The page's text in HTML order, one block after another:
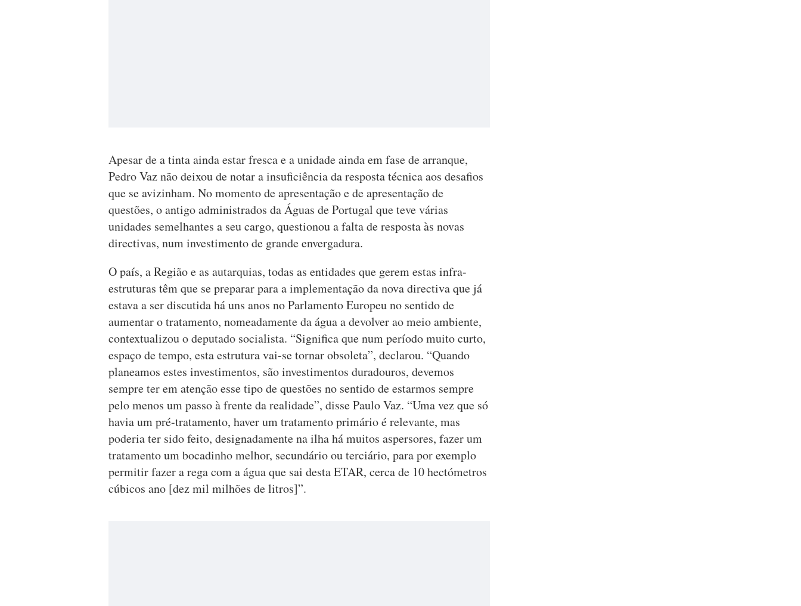
Apesar de a tinta ainda estar fresca e a unidade ainda em fase de arranque,
Pedro Vaz não deixou de notar a insuficiência da resposta técnica aos desafios
que se avizinham. No momento de apresentação e de apresentação de
questões, o antigo administrados da Águas de Portugal que teve várias
unidades semelhantes a seu cargo, questionou a falta de resposta às novas
directivas, num investimento de grande envergadura.
O país, a Região e as autarquias, todas as entidades que gerem estas infra-
estruturas têm que se preparar para a implementação da nova directiva que já
estava a ser discutida há uns anos no Parlamento Europeu no sentido de
aumentar o tratamento, nomeadamente da água a devolver ao meio ambiente,
contextualizou o deputado socialista. “Significa que num período muito curto,
espaço de tempo, esta estrutura vai-se tornar obsoleta”, declarou. “Quando
planeamos estes investimentos, são investimentos duradouros, devemos
sempre ter em atenção esse tipo de questões no sentido de estarmos sempre
pelo menos um passo à frente da realidade”, disse Paulo Vaz. “Uma vez que só
havia um pré-tratamento, haver um tratamento primário é relevante, mas
poderia ter sido feito, designadamente na ilha há muitos aspersores, fazer um
tratamento um bocadinho melhor, secundário ou terciário, para por exemplo
permitir fazer a rega com a água que sai desta ETAR, cerca de 10 hectómetros
cúbicos ano [dez mil milhões de litros]”.